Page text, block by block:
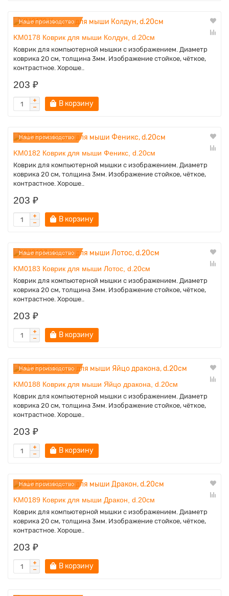
Наше производство
KM0178 Коврик для мыши Колдун, d.20см
Коврик для компьютерной мышки с изображением. Диаметр
коврика 20 см, толщина 3мм. Изображение стойкое, чёткое,
контрастное. Хороше..
203 ₽
В корзину
Наше производство
KM0182 Коврик для мыши Феникс, d.20см
Коврик для компьютерной мышки с изображением. Диаметр
коврика 20 см, толщина 3мм. Изображение стойкое, чёткое,
контрастное. Хороше..
203 ₽
В корзину
Наше производство
KM0183 Коврик для мыши Лотос, d.20см
Коврик для компьютерной мышки с изображением. Диаметр
коврика 20 см, толщина 3мм. Изображение стойкое, чёткое,
контрастное. Хороше..
203 ₽
В корзину
Наше производство
KM0188 Коврик для мыши Яйцо дракона, d.20см
Коврик для компьютерной мышки с изображением. Диаметр
коврика 20 см, толщина 3мм. Изображение стойкое, чёткое,
контрастное. Хороше..
203 ₽
В корзину
Наше производство
KM0189 Коврик для мыши Дракон, d.20см
Коврик для компьютерной мышки с изображением. Диаметр
коврика 20 см, толщина 3мм. Изображение стойкое, чёткое,
контрастное. Хороше..
203 ₽
В корзину